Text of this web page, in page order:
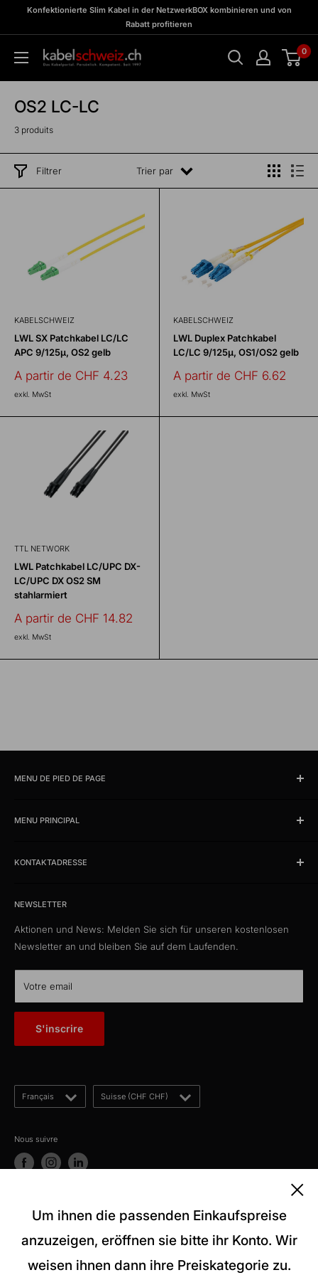
Passerzu
BOX
Konfektionierte Slim Kabel in der NetzwerkBOX kombinieren und von
Rabatt profitieren
Um ihnen die passenden Einkaufspreise
anzuzeigen, eröffnen sie bitte ihr Konto. Wir
weisen ihnen dann ihre Preiskategorie zu.
kabelschweiz 0
OS2 LC-LC
3 produits
Filtrer Trier par
KABELSCHWEIZ
LWL SX Patchkabel LC/LC
APC 9/125µ, OS2 gelb
Prix
réduit
A partir de CHF 4.23
exkl. MwSt
KABELSCHWEIZ
LWL Duplex Patchkabel
LC/LC 9/125µ, OS1/OS2 gelb
Prix
réduit
A partir de CHF 6.62
exkl. MwSt
TTL NETWORK
LWL Patchkabel LC/UPC DX-
LC/UPC DX OS2 SM
stahlarmiert
Prix
réduit
A partir de CHF 14.82
exkl. MwSt
MENU DE PIED DE PAGE
Horaires et lieu d'ouverture
Conditions
Expédition
MENU PRINCIPAL
News
Exemples de catalogues
Patch de qualité
CustomCables
KabelLexikon
À propos de nous
Contact
Blogues
KONTAKTADRESSE
Das Kabelportal. Persönlich. Kompetent. Seit 1997.
CH-5012 Schönenwerd
(Antwort innerhalb von 12 Stunden)
NEWSLETTER
Aktionen und News: Melden Sie sich für unseren kostenlosen
Newsletter an und bleiben Sie auf dem Laufenden.
Votre email
S'inscrire
Langue
Français Pays/région
Suisse (CHF CHF)
Nous suivre